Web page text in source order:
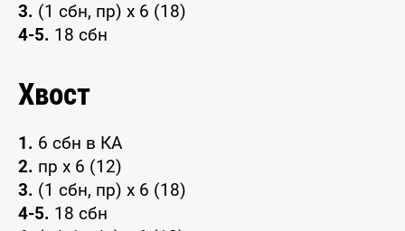
3. (1 сбн, пр) х 6 (18)
4-5. 18 сбн
Хвост
1. 6 сбн в КА
2. пр х 6 (12)
3. (1 сбн, пр) х 6 (18)
4-5. 18 сбн